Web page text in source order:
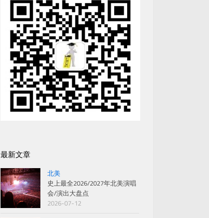
最新文章
北美
史上最全2026/2027年北美演唱
会/演出大盘点
2026-07-12